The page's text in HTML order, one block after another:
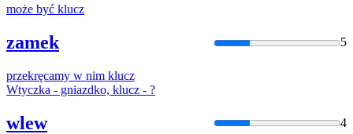
może być klucz
zamek 5
przekręcamy w nim klucz
Wtyczka - gniazdko, klucz - ?
wlew 4